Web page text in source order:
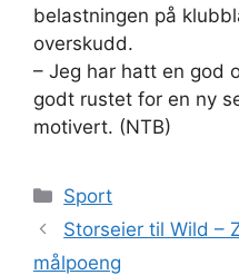
belastningen på
overskudd.
– Jeg har hatt en god
godt rustet for en ny
motivert. (NTB)
Kategorier
Sport
Storseier til Wild –
målpoeng